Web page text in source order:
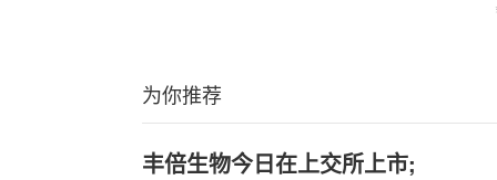
为你推荐
丰倍生物今日在上交所上市;